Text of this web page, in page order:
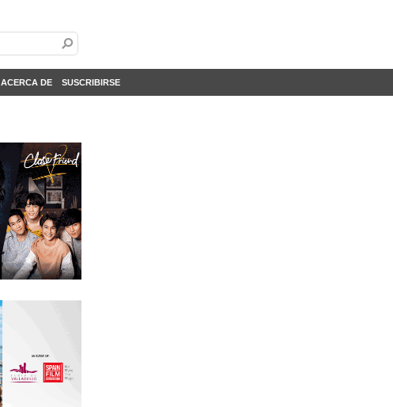
ACERCA DE SUSCRIBIRSE